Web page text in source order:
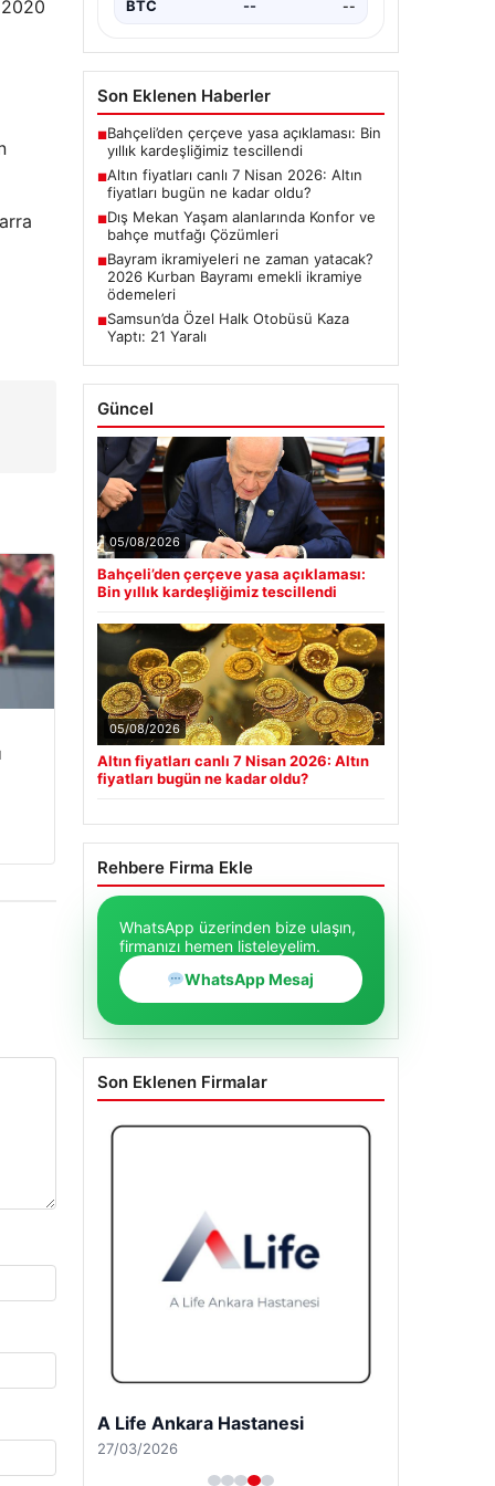
BTC -- --
Son Eklenen Haberler
■Bahçeli’den çerçeve yasa açıklaması: Bin
yıllık kardeşliğimiz tescillendi
■Altın fiyatları canlı 7 Nisan 2026: Altın
fiyatları bugün ne kadar oldu?
■Dış Mekan Yaşam alanlarında Konfor ve
bahçe mutfağı Çözümleri
■Bayram ikramiyeleri ne zaman yatacak?
2026 Kurban Bayramı emekli ikramiye
ödemeleri
■Samsun’da Özel Halk Otobüsü Kaza
Yaptı: 21 Yaralı
Güncel
05/08/2026
Bahçeli’den çerçeve yasa açıklaması:
Bin yıllık kardeşliğimiz tescillendi
05/08/2026
Altın fiyatları canlı 7 Nisan 2026: Altın
fiyatları bugün ne kadar oldu?
Rehbere Firma Ekle
WhatsApp üzerinden bize ulaşın,
firmanızı hemen listeleyelim.
WhatsApp Mesaj
Son Eklenen Firmalar
A Life Ankara Hastanesi
27/03/2026